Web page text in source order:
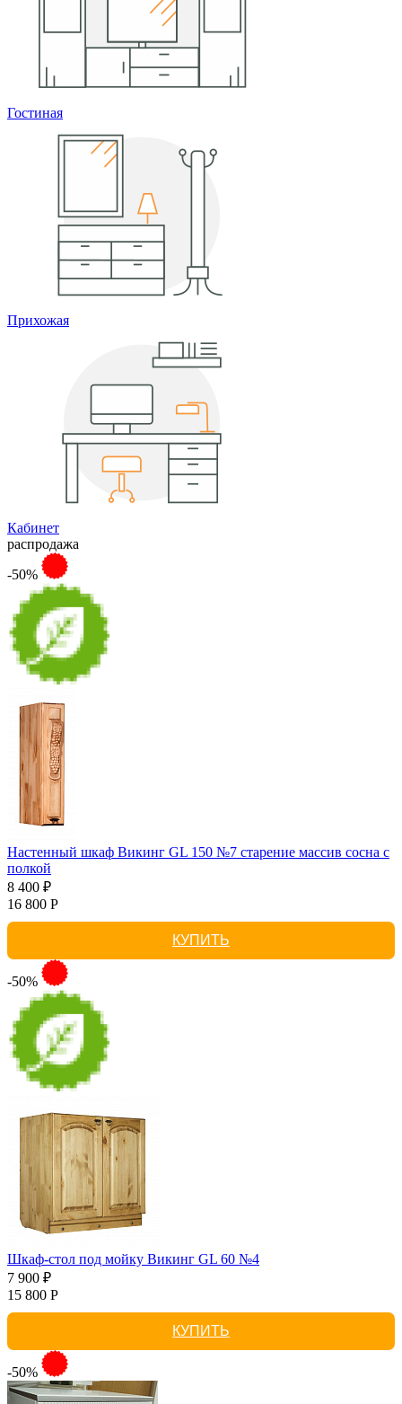
Гостиная
Прихожая
Кабинет
распродажа
-50%
Настенный шкаф Викинг GL 150 №7 старение массив сосна с
полкой
8 400 ₽
16 800 Р
КУПИТЬ
-50%
Шкаф-стол под мойку Викинг GL 60 №4
7 900 ₽
15 800 Р
КУПИТЬ
-50%